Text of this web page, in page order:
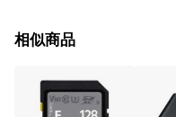
台灣樂天市場，並在同一瀏覽
使用APP、或中途瀏覽比價
由網頁版(電腦版/手機版網頁)
相似商品